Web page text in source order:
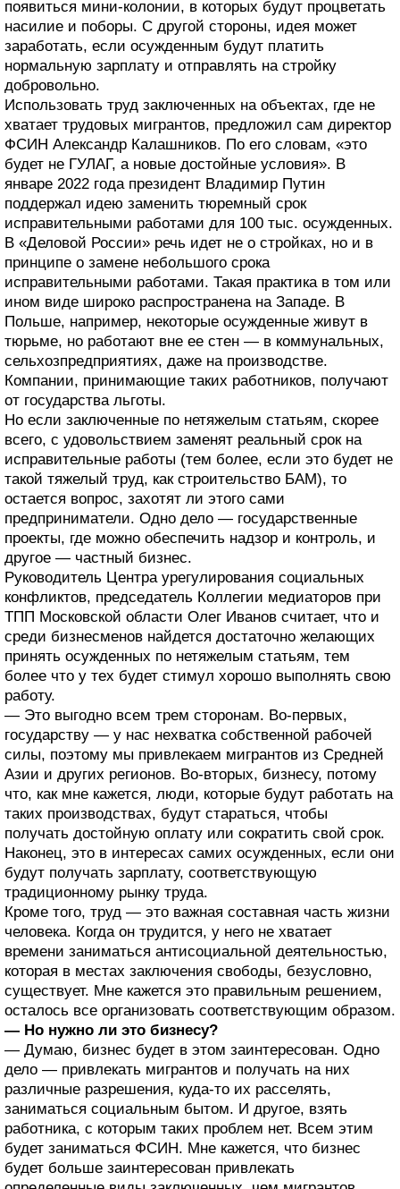
появиться мини-колонии, в которых будут процветать
насилие и поборы. С другой стороны, идея может
заработать, если осужденным будут платить
нормальную зарплату и отправлять на стройку
добровольно.
Использовать труд заключенных на объектах, где не
хватает трудовых мигрантов, предложил сам директор
ФСИН Александр Калашников. По его словам, «это
будет не ГУЛАГ, а новые достойные условия». В
январе 2022 года президент Владимир Путин
поддержал идею заменить тюремный срок
исправительными работами для 100 тыс. осужденных.
В «Деловой России» речь идет не о стройках, но и в
принципе о замене небольшого срока
исправительными работами. Такая практика в том или
ином виде широко распространена на Западе. В
Польше, например, некоторые осужденные живут в
тюрьме, но работают вне ее стен — в коммунальных,
сельхозпредприятиях, даже на производстве.
Компании, принимающие таких работников, получают
от государства льготы.
Но если заключенные по нетяжелым статьям, скорее
всего, с удовольствием заменят реальный срок на
исправительные работы (тем более, если это будет не
такой тяжелый труд, как строительство БАМ), то
остается вопрос, захотят ли этого сами
предприниматели. Одно дело — государственные
проекты, где можно обеспечить надзор и контроль, и
другое — частный бизнес.
Руководитель Центра урегулирования социальных
конфликтов, председатель Коллегии медиаторов при
ТПП Московской области Олег Иванов считает, что и
среди бизнесменов найдется достаточно желающих
принять осужденных по нетяжелым статьям, тем
более что у тех будет стимул хорошо выполнять свою
работу.
— Это выгодно всем трем сторонам. Во-первых,
государству — у нас нехватка собственной рабочей
силы, поэтому мы привлекаем мигрантов из Средней
Азии и других регионов. Во-вторых, бизнесу, потому
что, как мне кажется, люди, которые будут работать на
таких производствах, будут стараться, чтобы
получать достойную оплату или сократить свой срок.
Наконец, это в интересах самих осужденных, если они
будут получать зарплату, соответствующую
традиционному рынку труда.
Кроме того, труд — это важная составная часть жизни
человека. Когда он трудится, у него не хватает
времени заниматься антисоциальной деятельностью,
которая в местах заключения свободы, безусловно,
существует. Мне кажется это правильным решением,
осталось все организовать соответствующим образом.
— Но нужно ли это бизнесу?
— Думаю, бизнес будет в этом заинтересован. Одно
дело — привлекать мигрантов и получать на них
различные разрешения, куда-то их расселять,
заниматься социальным бытом. И другое, взять
работника, с которым таких проблем нет. Всем этим
будет заниматься ФСИН. Мне кажется, что бизнес
будет больше заинтересован привлекать